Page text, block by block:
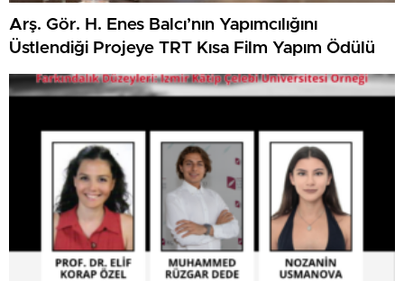
Arş. Gör. H. Enes Balcı’nın Yapımcılığını
Üstlendiği Projeye TRT Kısa Film Yapım Ödülü